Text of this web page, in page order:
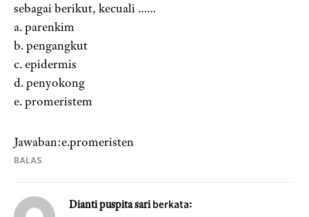
sebagai berikut, kecuali ……
a. parenkim
b. pengangkut
c. epidermis
d. penyokong
e. promeristem
Jawaban:e.promeristen
BALAS
Dianti puspita sari berkata: